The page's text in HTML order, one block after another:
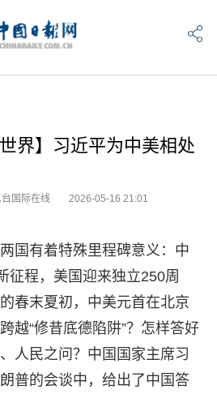
世界】习近平为中美相处
国际在线 2026-05-16 21:01
国有着特殊里程碑意义：中
征程，美国迎来独立250周
春末夏初，中美元首在北京
越“修昔底德陷阱”？怎样答好
人民之问？中国国家主席习
普的会谈中，给出了中国答